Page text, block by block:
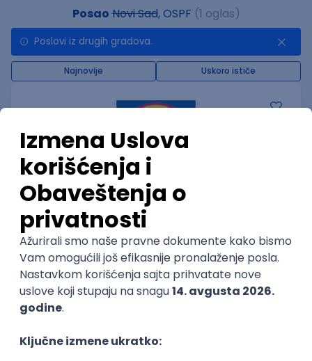
PosaoNovi Sad, OSPF (1 oglas)
Poslovi iz drugih gradova.
Najnovije Uskoro ističe
IT Network inženjer
Lidl Srbija KD
4
Nova Pazova | Hibrid
22.08.2026.
CISCO BGP EIGRP OSPF Intermediate @
POSLOVI NA MAIL
KATEGORIJA
TEHNOLOGIJA